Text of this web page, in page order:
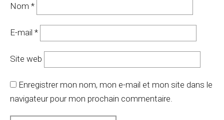
Nom *
E-mail *
Site web
Enregistrer mon nom, mon e-mail et mon site dans le
navigateur pour mon prochain commentaire.